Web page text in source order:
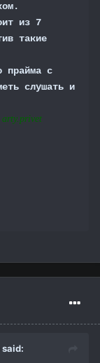
из 7
такие
прайма с
слушать и
arty.privet
said: